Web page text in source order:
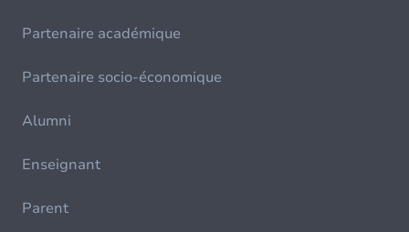
Partenaire académique
Partenaire socio-économique
Alumni
Enseignant
Parent